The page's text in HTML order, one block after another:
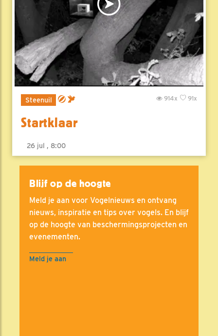
Steenuil 91x
914x
Startklaar
26 jul , 8:00
Blijf op de hoogte
Meld je aan voor Vogelnieuws en ontvang
nieuws, inspiratie en tips over vogels. En blijf
op de hoogte van beschermingsprojecten en
evenementen.
Meld je aan